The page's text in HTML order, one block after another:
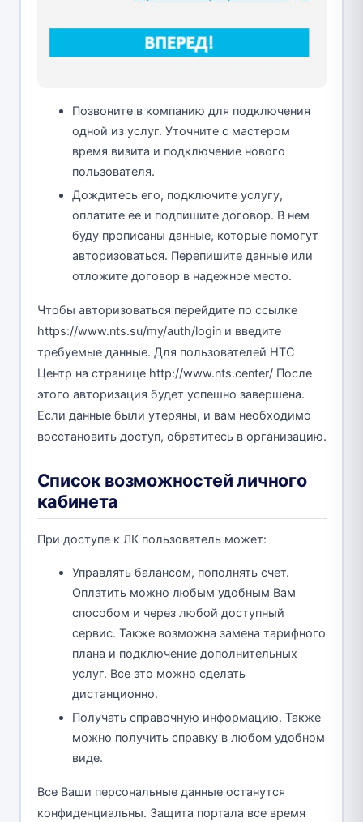
Позвоните в компанию для подключения
одной из услуг. Уточните с мастером
время визита и подключение нового
пользователя.
Дождитесь его, подключите услугу,
оплатите ее и подпишите договор. В нем
буду прописаны данные, которые помогут
авторизоваться. Перепишите данные или
отложите договор в надежное место.
Чтобы авторизоваться перейдите по ссылке
https://www.nts.su/my/auth/login и введите
требуемые данные. Для пользователей НТС
Центр на странице http://www.nts.center/ После
этого авторизация будет успешно завершена.
Если данные были утеряны, и вам необходимо
восстановить доступ, обратитесь в организацию.
Список возможностей личного
кабинета
При доступе к ЛК пользователь может:
Управлять балансом, пополнять счет.
Оплатить можно любым удобным Вам
способом и через любой доступный
сервис. Также возможна замена тарифного
плана и подключение дополнительных
услуг. Все это можно сделать
дистанционно.
Получать справочную информацию. Также
можно получить справку в любом удобном
виде.
Все Ваши персональные данные останутся
конфиденциальны. Защита портала все время